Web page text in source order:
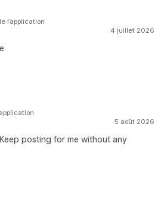
4 juillet 2026
l’application
5 août 2026
posting for me without any